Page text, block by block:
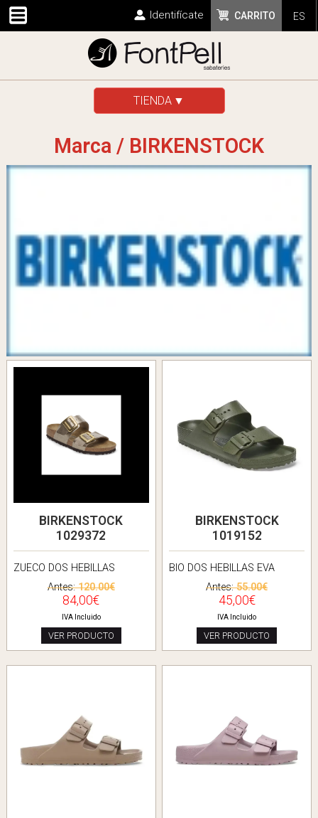
ES
CARRITO
Identifícate
TIENDA
Marca / BIRKENSTOCK
BIRKENSTOCK
1029372
ZUECO DOS HEBILLAS
Antes:120.00€
84,00€
IVA Incluido
VER PRODUCTO
BIRKENSTOCK
1019152
BIO DOS HEBILLAS EVA
Antes:55.00€
45,00€
IVA Incluido
VER PRODUCTO